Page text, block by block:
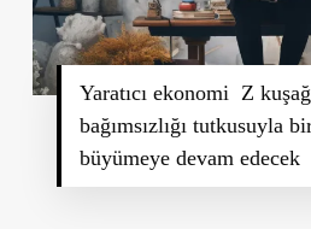
Yaratıcı ekonomi Z
bağımsızlığı tutkusuyla
büyümeye devam edecek